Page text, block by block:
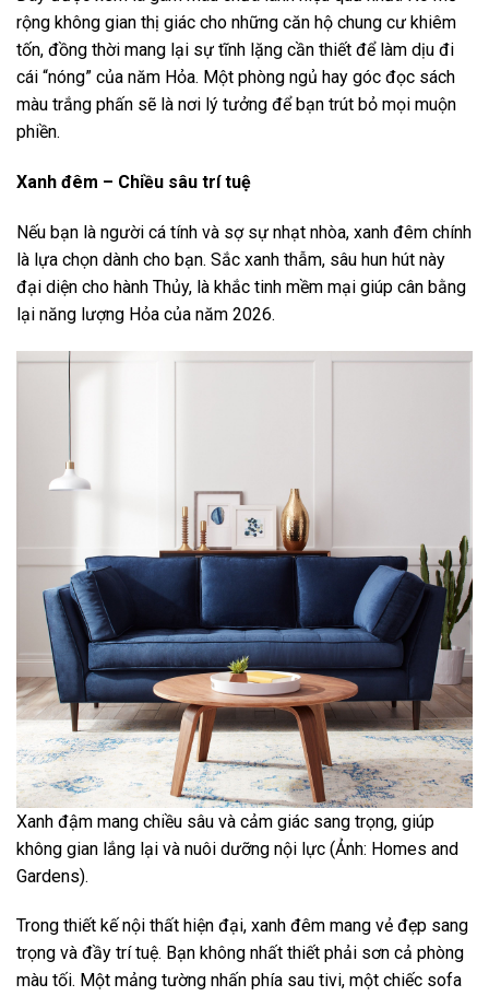
rộng không gian thị giác cho những căn hộ chung cư khiêm
tốn, đồng thời mang lại sự tĩnh lặng cần thiết để làm dịu đi
cái “nóng” của năm Hỏa. Một phòng ngủ hay góc đọc sách
màu trắng phấn sẽ là nơi lý tưởng để bạn trút bỏ mọi muộn
phiền.
Xanh đêm – Chiều sâu trí tuệ
Nếu bạn là người cá tính và sợ sự nhạt nhòa, xanh đêm chính
là lựa chọn dành cho bạn. Sắc xanh thẫm, sâu hun hút này
đại diện cho hành Thủy, là khắc tinh mềm mại giúp cân bằng
lại năng lượng Hỏa của năm 2026.
Xanh đậm mang chiều sâu và cảm giác sang trọng, giúp
không gian lắng lại và nuôi dưỡng nội lực (Ảnh: Homes and
Gardens).
Trong thiết kế nội thất hiện đại, xanh đêm mang vẻ đẹp sang
trọng và đầy trí tuệ. Bạn không nhất thiết phải sơn cả phòng
màu tối. Một mảng tường nhấn phía sau tivi, một chiếc sofa